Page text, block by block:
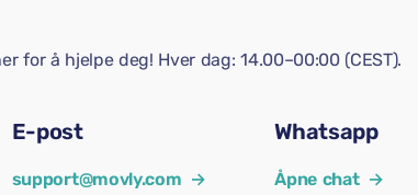
for å hjelpe deg! Hver dag: 14.00–00:00 (CEST).
E-post
support@movly.com →
Whatsapp
Åpne chat →